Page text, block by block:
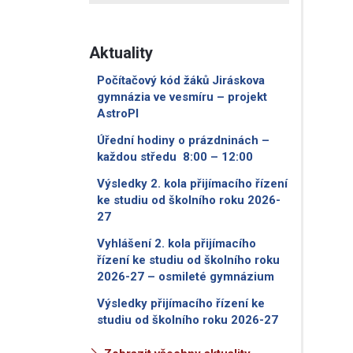
Aktuality
Počítačový kód žáků Jiráskova
gymnázia ve vesmíru – projekt
AstroPI
Úřední hodiny o prázdninách –
každou středu 8:00 – 12:00
Výsledky 2. kola přijímacího řízení
ke studiu od školního roku 2026-
27
Vyhlášení 2. kola přijímacího
řízení ke studiu od školního roku
2026-27 – osmileté gymnázium
Výsledky přijímacího řízení ke
studiu od školního roku 2026-27